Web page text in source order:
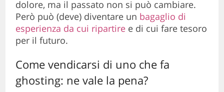
dolore, ma il passato non si può cambiare.
Però può (deve) diventare un bagaglio di
esperienza da cui ripartire e di cui fare tesoro
per il futuro.
Come vendicarsi di uno che fa
ghosting: ne vale la pena?